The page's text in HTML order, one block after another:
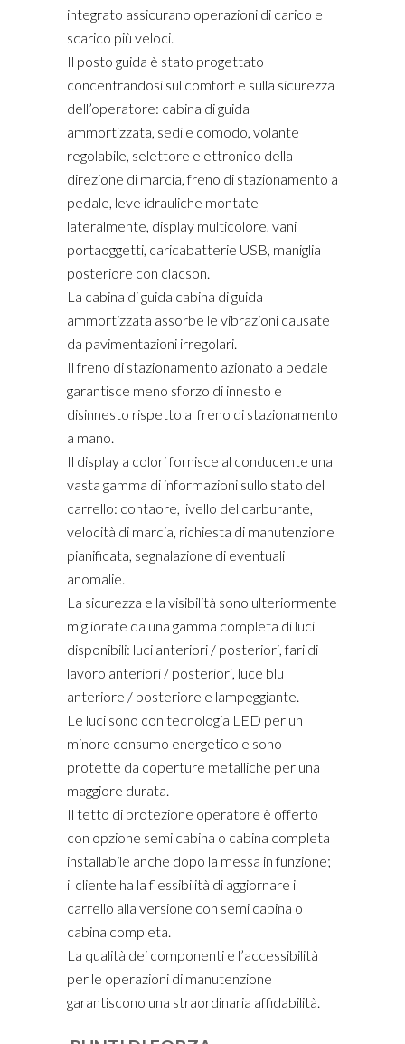
integrato assicurano operazioni di carico e
scarico più veloci.
Il posto guida è stato progettato
concentrandosi sul comfort e sulla sicurezza
dell’operatore: cabina di guida
ammortizzata, sedile comodo, volante
regolabile, selettore elettronico della
direzione di marcia, freno di stazionamento a
pedale, leve idrauliche montate
lateralmente, display multicolore, vani
portaoggetti, caricabatterie USB, maniglia
posteriore con clacson.
La cabina di guida cabina di guida
ammortizzata assorbe le vibrazioni causate
da pavimentazioni irregolari.
Il freno di stazionamento azionato a pedale
garantisce meno sforzo di innesto e
disinnesto rispetto al freno di stazionamento
a mano.
Il display a colori fornisce al conducente una
vasta gamma di informazioni sullo stato del
carrello: contaore, livello del carburante,
velocità di marcia, richiesta di manutenzione
pianificata, segnalazione di eventuali
anomalie.
La sicurezza e la visibilità sono ulteriormente
migliorate da una gamma completa di luci
disponibili: luci anteriori / posteriori, fari di
lavoro anteriori / posteriori, luce blu
anteriore / posteriore e lampeggiante.
Le luci sono con tecnologia LED per un
minore consumo energetico e sono
protette da coperture metalliche per una
maggiore durata.
Il tetto di protezione operatore è offerto
con opzione semi cabina o cabina completa
installabile anche dopo la messa in funzione;
il cliente ha la flessibilità di aggiornare il
carrello alla versione con semi cabina o
cabina completa.
La qualità dei componenti e l’accessibilità
per le operazioni di manutenzione
garantiscono una straordinaria affidabilità.